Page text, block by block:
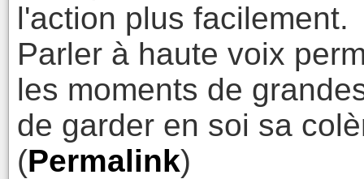
l'action plus facilement.
Parler à haute voix
les moments de
de garder en soi sa
(Permalink)